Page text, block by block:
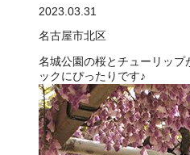
2023.03.31
名古屋市北区
名城公園の桜とチューリッ
ックにぴったりです♪